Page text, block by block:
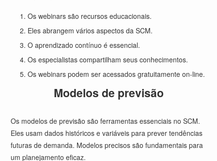
Os webinars são recursos educacionais.
Eles abrangem vários aspectos da SCM.
O aprendizado contínuo é essencial.
Os especialistas compartilham seus conhecimentos.
Os webinars podem ser acessados gratuitamente on-line.
Modelos de previsão
Os modelos de previsão são ferramentas essenciais no SCM.
Eles usam dados históricos e variáveis para prever tendências
futuras de demanda. Modelos precisos são fundamentais para
um planejamento eficaz.